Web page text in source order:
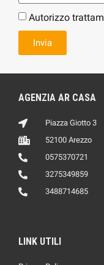
Autorizzo
Invia
AGENZIA AR CASA
Piazza Giotto 3
52100 Arezzo
0575370721
3275349859
3488714685
LINK UTILI